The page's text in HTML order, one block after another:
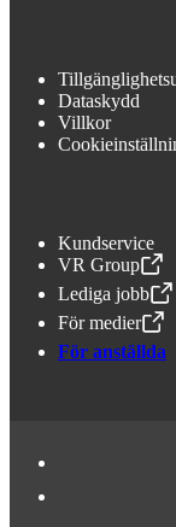
Dataskydd
Villkor
Kundservice
VR Group
,Öppnas i en
Lediga jobb
,Öppnas i en
För medier
,Öppnas i en
För anställda